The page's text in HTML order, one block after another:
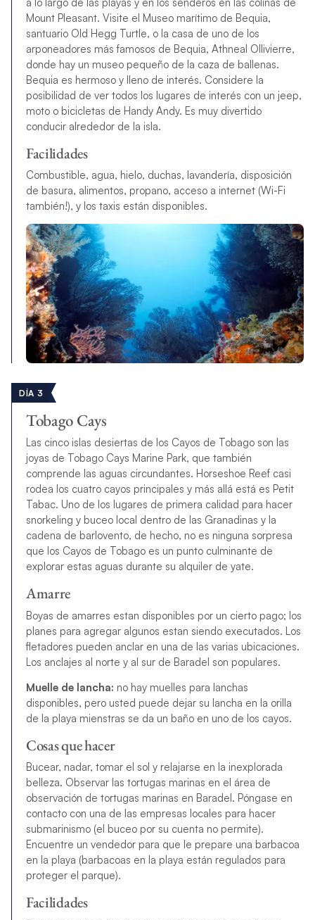
Mount Pleasant. Visite el Museo marítimo de Bequia,
santuario Old Hegg Turtle, o la casa de uno de los
arponeadores más famosos de Bequia, Athneal Ollivierre,
donde hay un museo pequeño de la caza de ballenas.
Bequia es hermoso y lleno de interés. Considere la
posibilidad de ver todos los lugares de interés con un jeep,
moto o bicicletas de Handy Andy. Es muy divertido
conducir alrededor de la isla.
Facilidades
Combustible, agua, hielo, duchas, lavandería, disposición
de basura, alimentos, propano, acceso a internet (Wi-Fi
también!), y los taxis están disponibles.
DÍA 3
Tobago Cays
Las cinco islas desiertas de los Cayos de Tobago son las
joyas de Tobago Cays Marine Park, que también
comprende las aguas circundantes. Horseshoe Reef casi
rodea los cuatro cayos principales y más allá está es Petit
Tabac. Uno de los lugares de primera calidad para hacer
snorkeling y buceo local dentro de las Granadinas y la
cadena de barlovento, de hecho, no es ninguna sorpresa
que los Cayos de Tobago es un punto culminante de
explorar estas aguas durante su alquiler de yate.
Amarre
Boyas de amarres estan disponibles por un cierto pago; los
planes para agregar algunos estan siendo executados. Los
fletadores pueden anclar en una de las varias ubicaciones.
Los anclajes al norte y al sur de Baradel son populares.
Muelle de lancha: no hay muelles para lanchas
disponibles, pero usted puede dejar su lancha en la orilla
de la playa mienstras se da un baño en uno de los cayos.
Cosas que hacer
Bucear, nadar, tomar el sol y relajarse en la inexplorada
belleza. Observar las tortugas marinas en el área de
observación de tortugas marinas en Baradel. Póngase en
contacto con una de las empresas locales para hacer
submarinismo (el buceo por su cuenta no permite).
Encuentre un vendedor para que le prepare una barbacoa
en la playa (barbacoas en la playa están regulados para
proteger el parque).
Facilidades